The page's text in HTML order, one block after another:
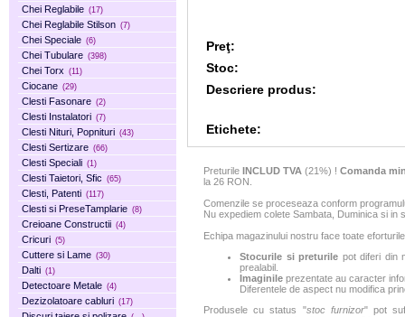
Chei Reglabile (17)
Chei Reglabile Stilson (7)
Chei Speciale (6)
Chei Tubulare (398)
Chei Torx (11)
Ciocane (29)
Clesti Fasonare (2)
Clesti Instalatori (7)
Clesti Nituri, Popnituri (43)
Clesti Sertizare (66)
Clesti Speciali (1)
Clesti Taietori, Sfic (65)
Clesti, Patenti (117)
Clesti si PreseTamplarie (8)
Creioane Constructii (4)
Cricuri (5)
Cuttere si Lame (30)
Dalti (1)
Detectoare Metale (4)
Dezizolatoare cabluri (17)
Preţ:
Stoc:
Descriere produs:
Etichete:
Preturile INCLUD TVA (21%) ! Comanda
la 26 RON.
Comenzile se proceseaza conform
Nu expediem colete Sambata, Duminica si in
Echipa magazinului nostru face toate
Stocurile si preturile pot diferi din
prealabil.
Imaginile prezentate au caracter
Diferentele de aspect nu modifica
Produsele cu status "stoc furnizor" pot